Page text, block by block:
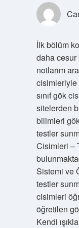
İlk bölüm
daha
notlarım
cisimleriyle
sınıf gök
sitelerden
bilimleri
testler
Cisimleri –
Sistemi ve
testler
cisimleri
öğretilen
Kendi